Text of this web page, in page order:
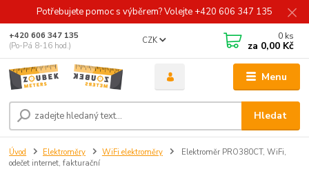
Potřebujete pomoc s výběrem? Volejte +420 606 347 135
Menu
CZK
Hledat
+420 606 347 135
(Po-Pá 8-16 hod.)
0 ks
za 0,00 Kč
Úvod Elektroměry WiFi elektroměry
Elektroměr PRO380CT, WiFi,
odečet internet, fakturační